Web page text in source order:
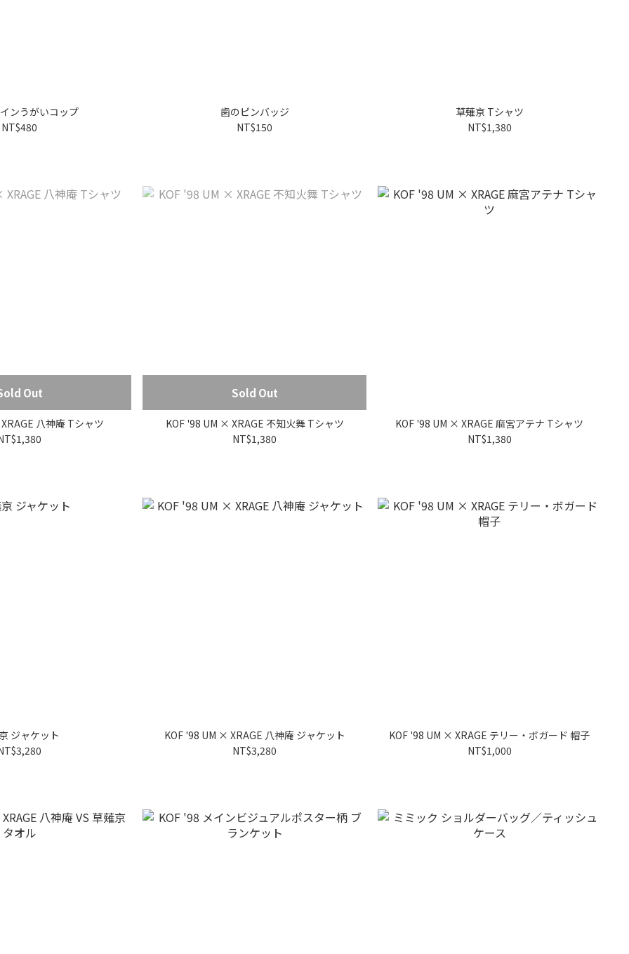
ンうがいコップ
NT$480
歯のピンバッジ
NT$150
草薙京 Tシャツ
NT$1,380
Out
八神庵 Tシャツ
Sold Out
KOF '98 UM × XRAGE 不知火舞 Tシャツ
NT$1,380
KOF '98 UM × XRAGE 麻宮アテナ Tシャツ
NT$1,380
ジャケット
KOF '98 UM × XRAGE 八神庵 ジャケット
NT$3,280
KOF '98 UM × XRAGE テリー・ボガード 帽子
NT$1,000